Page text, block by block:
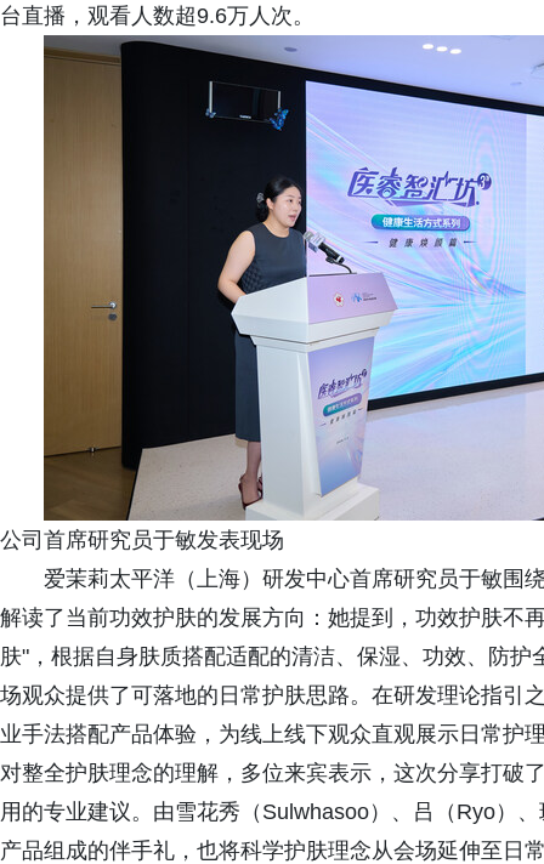
台直播，观看人数超9.6万人次。
公司首席研究员于敏发表现场
爱茉莉太平洋（上海）研发中心首席研究员于敏围
解读了当前功效护肤的发展方向：她提到，功效护肤不
肤"，根据自身肤质搭配适配的清洁、保湿、功效、防
场观众提供了可落地的日常护肤思路。在研发理论指引
业手法搭配产品体验，为线上线下观众直观展示日常护
对整全护肤理念的理解，多位来宾表示，这次分享打破
用的专业建议。由雪花秀（Sulwhasoo）、吕（Ryo）
产品组成的伴手礼，也将科学护肤理念从会场延伸至日